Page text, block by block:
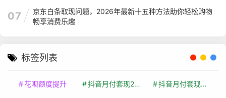
07
京东白条取现问题，2026年最新十五种方法助你轻松购物
畅享消费乐趣
标签列表
花呗额度提升 抖音月付套现24小时接单 抖音月付套现怎么套